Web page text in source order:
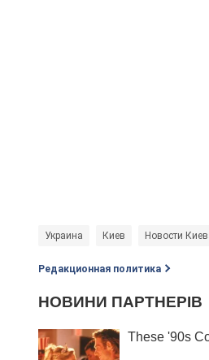
Украина Киев Новости
Редакционная политика